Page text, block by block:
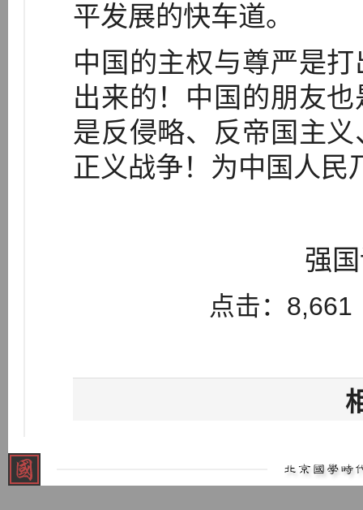
平发展的快车道。
中国的主权与尊严是
出来的！中国的朋友
是反侵略、反帝国主
正义战争！为中国人民
强
点击：